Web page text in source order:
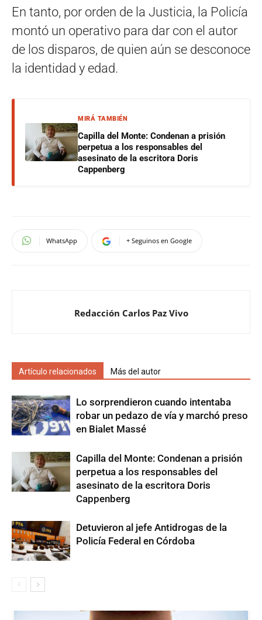
En tanto, por orden de la Justicia, la Policía
montó un operativo para dar con el autor
de los disparos, de quien aún se desconoce
la identidad y edad.
MIRÁ TAMBIÉN
Capilla del Monte: Condenan a prisión
perpetua a los responsables del
asesinato de la escritora Doris
Cappenberg
WhatsApp + Seguinos en Google
Redacción Carlos Paz Vivo
Artículo relacionados Más del autor
Lo sorprendieron cuando intentaba
robar un pedazo de vía y marchó preso
en Bialet Massé
Capilla del Monte: Condenan a prisión
perpetua a los responsables del
asesinato de la escritora Doris
Cappenberg
Detuvieron al jefe Antidrogas de la
Policía Federal en Córdoba